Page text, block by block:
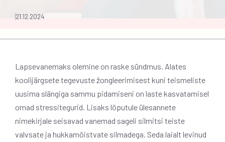
21.12.2024
Lapsevanemaks olemine on raske sündmus. Alates
koolijärgsete tegevuste žongleerimisest kuni teismeliste
uusima slängiga sammu pidamiseni on laste kasvatamisel
omad stressitegurid. Lisaks lõputule ülesannete
nimekirjale seisavad vanemad sageli silmitsi teiste
valvsate ja hukkamõistvate silmadega. Seda laialt levinud